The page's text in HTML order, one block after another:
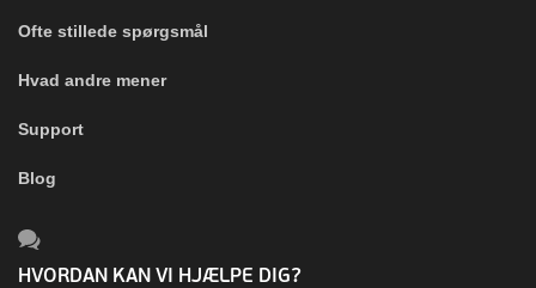
Ofte stillede spørgsmål
Hvad andre mener
Support
Blog
HVORDAN KAN VI HJÆLPE DIG?